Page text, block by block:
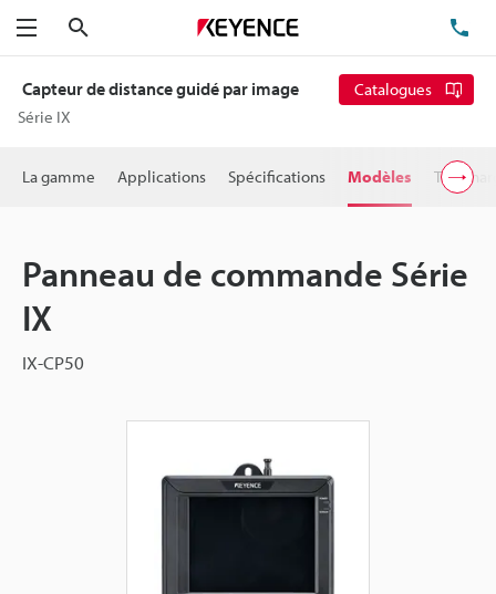
Menu
Capteur de distance guidé par image
Série IX
Catalogues
La gamme Applications Spécifications Modèles
Panneau de commande Série
IX
IX-CP50